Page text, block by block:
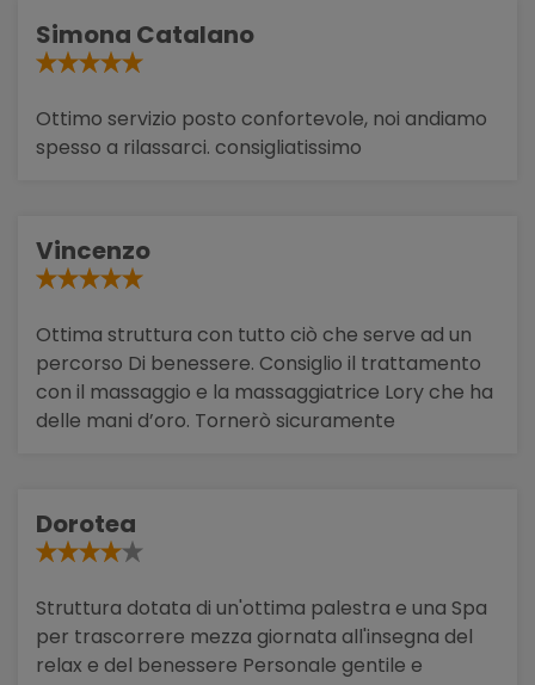
Simona Catalano
Ottimo servizio posto confortevole, noi andiamo
spesso a rilassarci. consigliatissimo
Vincenzo
Ottima struttura con tutto ciò che serve ad un
percorso Di benessere. Consiglio il trattamento
con il massaggio e la massaggiatrice Lory che ha
delle mani d’oro. Tornerò sicuramente
Dorotea
Struttura dotata di un'ottima palestra e una Spa
per trascorrere mezza giornata all'insegna del
relax e del benessere Personale gentile e